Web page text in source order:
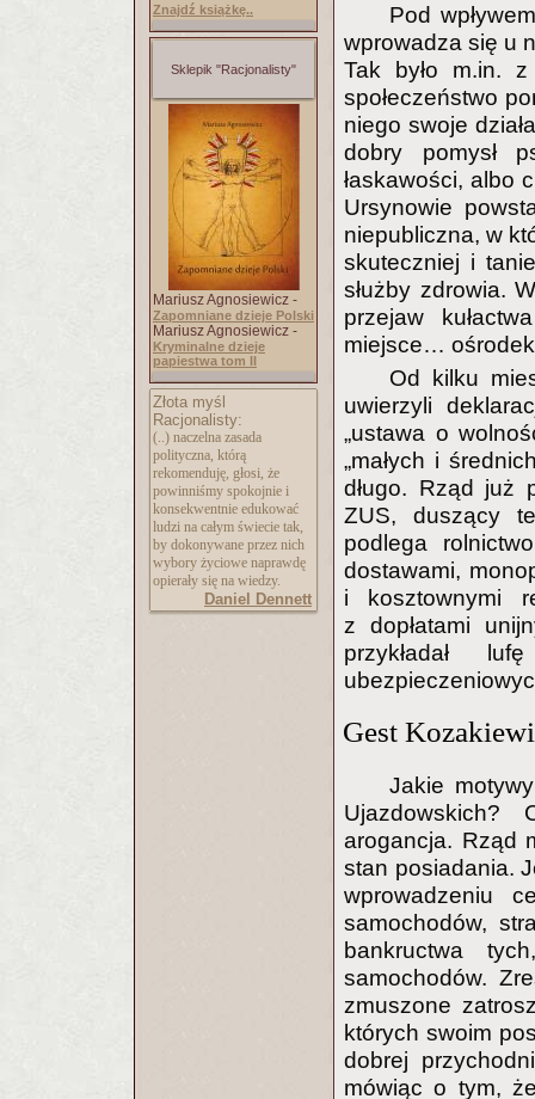
Znajdź książkę..
Sklepik "Racjonalisty"
Mariusz Agnosiewicz -
Zapomniane dzieje Polski
Mariusz Agnosiewicz -
Kryminalne dzieje
papiestwa tom II
Złota myśl
Racjonalisty:
(..) naczelna zasada
polityczna, którą
rekomenduję, głosi, że
powinniśmy spokojnie i
konsekwentnie edukować
ludzi na całym świecie tak,
by dokonywane przez nich
wybory życiowe naprawdę
opierały się na wiedzy.
Daniel Dennett
Pod
wprowadza się u
Tak było m.in.
społeczeństwo
niego swoje
dobry pomysł
łaskawości, albo
Ursynowie
niepubliczna, w
skuteczniej i
służby zdrowia.
przejaw
miejsce…
Od kilku
uwierzyli
„ustawa o
„małych i
długo. Rząd już
ZUS, duszący
podlega
dostawami,
i kosztownymi
z dopłatami
przykładał
Gest
Jakie
Ujazdowskich?
arogancja. Rząd
stan posiadania.
wprowadzeniu
samochodów,
bankructwa
samochodów.
zmuszone
których swoim
dobrej
mówiąc o tym,